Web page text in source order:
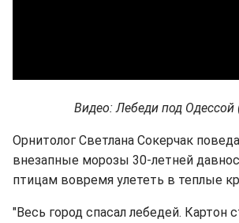
Видео: Лебеди под Одессой
Орнитолог Светлана Сокерчак
внезапные морозы 30-летней
птицам вовремя улететь в теплые
"Весь город спасал лебедей. Картон